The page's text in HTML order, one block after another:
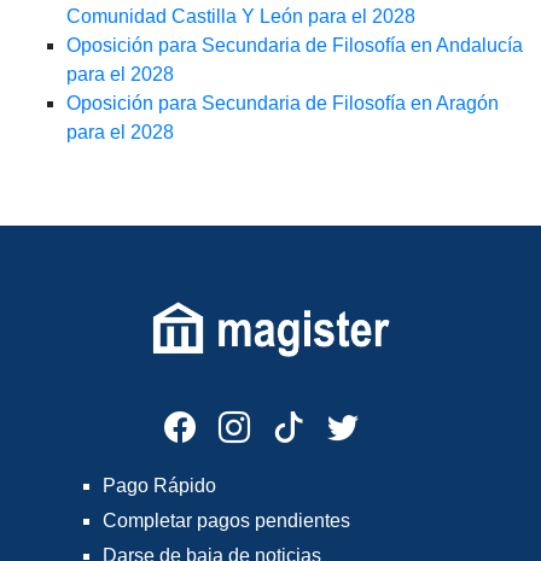
Comunidad Castilla Y León para el 2028
Oposición para Secundaria de Filosofía en Andalucía
para el 2028
Oposición para Secundaria de Filosofía en Aragón
para el 2028
Pago Rápido
Completar pagos pendientes
Darse de baja de noticias